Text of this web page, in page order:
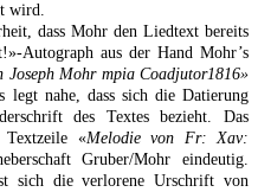
wird.
dass Mohr den Liedtext bereits
Autograph aus der Hand Mohr’s
Joseph Mohr mpia Coadjutor1816»
legt nahe, dass sich die Datierung
des Textes bezieht. Das
«Melodie von Fr:Xav:
Gruber/Mohr eindeutig.
sich die verlorene Urschrift von